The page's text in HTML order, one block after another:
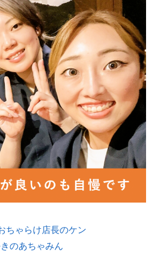
ちゃらけ店長のケン
のあちゃみん